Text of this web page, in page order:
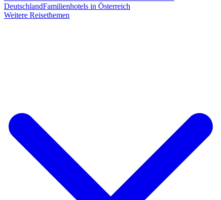
DeutschlandFamilienhotels in Österreich
Weitere Reisethemen